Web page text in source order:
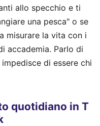
allo specchio e ti
una pesca" o se
misurare la vita con i
accademia. Parlo di
di essere chi
quotidiano in T